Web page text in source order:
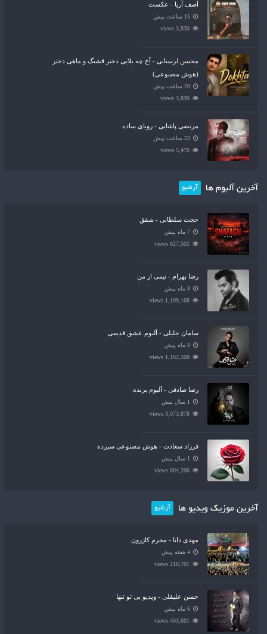
آصف آریا - عکست
15 ساعت پیش
3,830 views
محسن لرستانی - آخ چه بلایی دختر قشنگ و ماهی دختر
(هوش مصنوعی)
20 ساعت پیش
3,830 views
مرتضی پاشایی - رویای ساده
23 ساعت پیش
5,470 views
آخرین آلبوم ها آرشیو
حجت سلطانی - شفق
7 ماه پیش
627,502 views
رضا بهرام - نیمی از من
8 ماه پیش
1,199,168 views
سامان جلیلی - آلبوم عشق قدیمی
8 ماه پیش
1,162,508 views
رضا صادقی - آلبوم برنده
1 سال پیش
3,073,878 views
فرزاد سعادت - هوش مصنوعی سیزده
1 سال پیش
804,206 views
آخرین موزیک ویدیو ها آرشیو
مهدی دانا - محرم کازرون
4 هفته پیش
210,701 views
حسن علیقلی - ویدیو بی تو تنها
6 ماه پیش
403,601 views